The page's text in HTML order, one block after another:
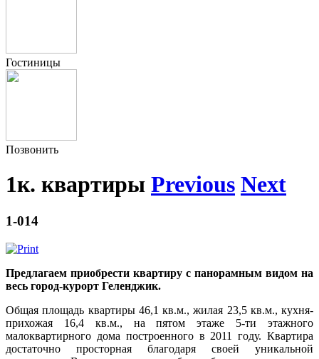
Гостиницы
Позвонить
1к. квартиры Previous Next
1-014
Предлагаем приобрести квартиру с панорамным видом на
весь город-курорт Геленджик.
Общая площадь квартиры 46,1 кв.м., жилая 23,5 кв.м., кухня-
прихожая 16,4 кв.м., на пятом этаже 5-ти этажного
малоквартирного дома построенного в 2011 году. Квартира
достаточно просторная благодаря своей уникальной